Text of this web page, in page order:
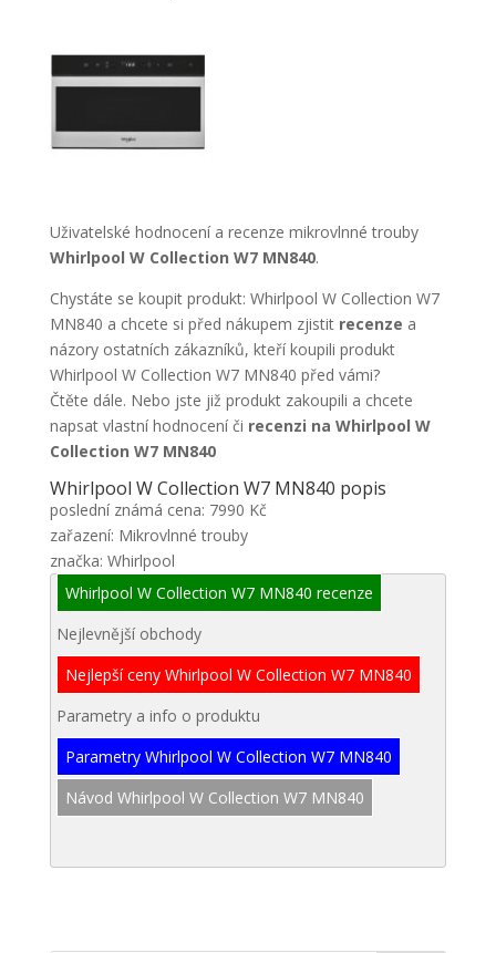
Uživatelské hodnocení a recenze mikrovlnné trouby
Whirlpool W Collection W7 MN840.
Chystáte se koupit produkt: Whirlpool W Collection W7
MN840 a chcete si před nákupem zjistit recenze a
názory ostatních zákazníků, kteří koupili produkt
Whirlpool W Collection W7 MN840 před vámi?
Čtěte dále. Nebo jste již produkt zakoupili a chcete
napsat vlastní hodnocení či recenzi na Whirlpool W
Collection W7 MN840
Whirlpool W Collection W7 MN840 popis
poslední známá cena: 7990 Kč
zařazení: Mikrovlnné trouby
značka: Whirlpool
Whirlpool W Collection W7 MN840 recenze
Nejlevnější obchody
Nejlepší ceny Whirlpool W Collection W7 MN840
Parametry a info o produktu
Parametry Whirlpool W Collection W7 MN840
Návod Whirlpool W Collection W7 MN840